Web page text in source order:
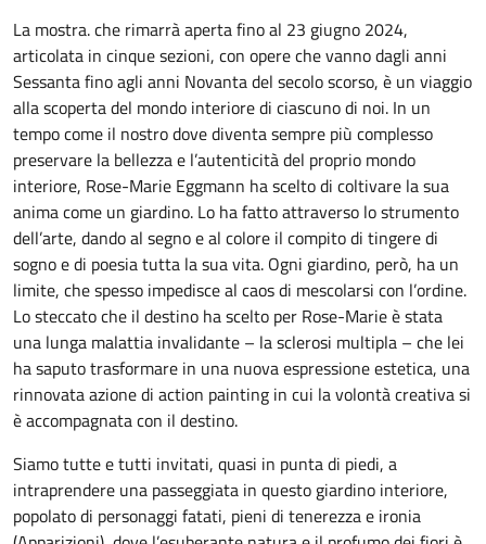
La mostra. che rimarrà aperta fino al 23 giugno 2024,
articolata in cinque sezioni, con opere che vanno dagli anni
Sessanta fino agli anni Novanta del secolo scorso, è un viaggio
alla scoperta del mondo interiore di ciascuno di noi. In un
tempo come il nostro dove diventa sempre più complesso
preservare la bellezza e l’autenticità del proprio mondo
interiore, Rose-Marie Eggmann ha scelto di coltivare la sua
anima come un giardino. Lo ha fatto attraverso lo strumento
dell’arte, dando al segno e al colore il compito di tingere di
sogno e di poesia tutta la sua vita. Ogni giardino, però, ha un
limite, che spesso impedisce al caos di mescolarsi con l’ordine.
Lo steccato che il destino ha scelto per Rose-Marie è stata
una lunga malattia invalidante – la sclerosi multipla – che lei
ha saputo trasformare in una nuova espressione estetica, una
rinnovata azione di action painting in cui la volontà creativa si
è accompagnata con il destino.
Siamo tutte e tutti invitati, quasi in punta di piedi, a
intraprendere una passeggiata in questo giardino interiore,
popolato di personaggi fatati, pieni di tenerezza e ironia